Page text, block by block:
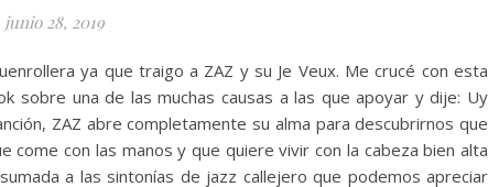
junio 28, 2019
ya que traigo a ZAZ y su Je Veux. Me crucé con esta
sobre una de las muchas causas a las que apoyar y dije: Uy
ZAZ abre completamente su alma para descubrirnos que
come con las manos y que quiere vivir con la cabeza bien alta
a las sintonías de jazz callejero que podemos apreciar